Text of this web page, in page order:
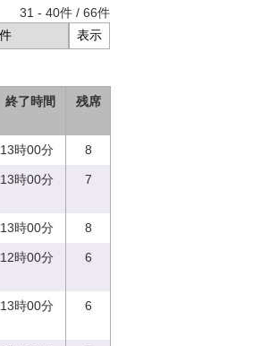
31 - 40件 / 66件
終了時間 残席
13時00分 8
13時00分 7
13時00分 8
12時00分 6
13時00分 6